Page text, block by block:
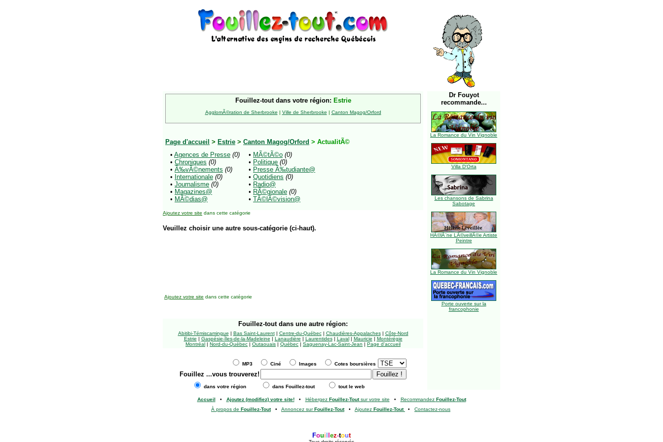
Fouillez-tout dans votre région: Estrie
AgglomÃ©ration de Sherbrooke | Ville de Sherbrooke | Canton Magog/Orford
Page d'accueil > Estrie > Canton Magog/Orford > ActualitÃ©
• Agences de Presse (0)
• Chroniques (0)
• Ã‰vÃ©nements (0)
• Internationale (0)
• Journalisme (0)
• Magazines@
• MÃ©dias@
• MÃ©tÃ©o (0)
• Politique (0)
• Presse Ã‰tudiante@
• Quotidiens (0)
• Radio@
• RÃ©gionale (0)
• TÃ©lÃ©vision@
Ajoutez votre site dans cette catégorie
Veuillez choisir une autre sous-catégorie (ci-haut).
Dr Fouyot
recommande...
La Romance du Vin Vignoble
Villa D'Orta
Les chansons de Sabrina
Sabotage
HÃ©lÃ¨ne LÃ©veillÃ©e Artiste
Peintre
La Romance du Vin Vignoble
Porte ouverte sur la
francophonie
Ajoutez votre site dans cette catégorie
Fouillez-tout dans une autre région:
Abitibi-Témiscamingue | Bas Saint-Laurent| Centre-du-Québec| Chaudières-Appalaches| Côte-Nord
Estrie | Gaspésie-Îles-de-la-Madeleine | Lanaudière | Laurentides| Laval| Mauricie | Montérégie
Montréal | Nord-du-Québec | Outaouais | Québec | Saguenay-Lac-Saint-Jean | Page d'accueil
MP3 Ciné Images Cotes boursières
Fouillez ...vous trouverez!
dans votre région dans Fouillez-tout tout le web
Accueil • Ajoutez (modifiez) votre site!• Hébergez Fouillez-Toutsur votre site • Recommandez Fouillez-Tout
À propos de Fouillez-Tout• Annoncez surFouillez-Tout• Ajoutez Fouillez-Tout • Contactez-nous
Foui ez-tout